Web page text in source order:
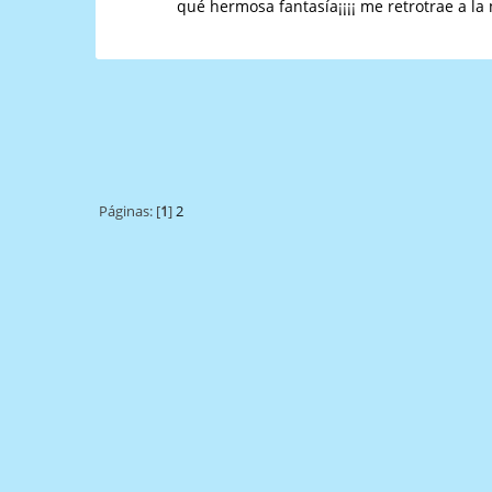
qué hermosa fantasía¡¡¡¡ me retrotrae a
Páginas: [1]2